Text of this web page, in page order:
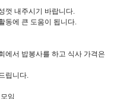
껏 내주시기 바랍니다.
동에 큰 도움이 됩니다.
에서 밥봉사를 하고 식사 가격은
립니다.
임